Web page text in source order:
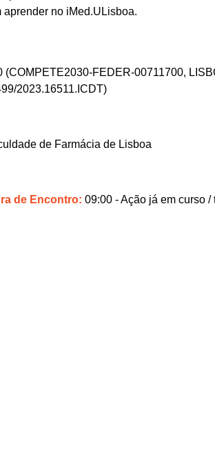
aprender no iMed.ULisboa.
FEDER-00711700,
2023.16511.ICDT)
de Farmácia de Lisboa
de Encontro: 09:00 - Ação já em curso /